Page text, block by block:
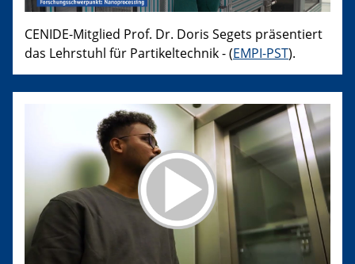
CENIDE-Mitglied Prof. Dr. Doris Segets präsentiert
das Lehrstuhl für Partikeltechnik - (EMPI-PST).